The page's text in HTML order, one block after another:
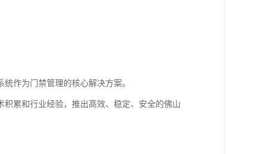
作为门禁管理的核心解决方案。
累和行业经验，推出高效、稳定、安全的佛山